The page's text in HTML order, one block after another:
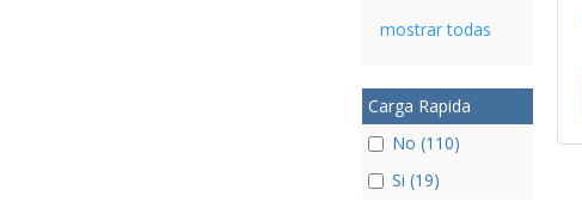
mostrar todas
Carga Rapida
No (110)
Si (19)